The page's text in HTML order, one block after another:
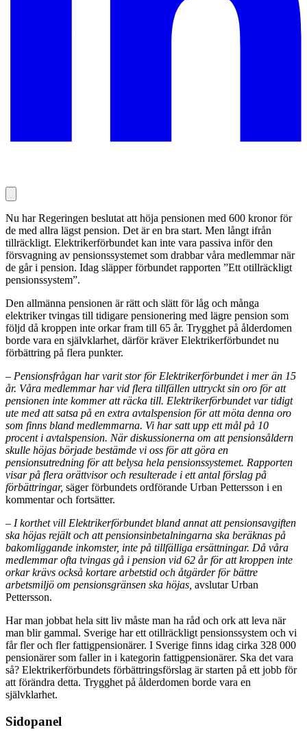
Nu har Regeringen beslutat att höja pensionen med 600 kronor för
de med allra lägst pension. Det är en bra start. Men långt ifrån
tillräckligt. Elektrikerförbundet kan inte vara passiva inför den
försvagning av pensionssystemet som drabbar våra medlemmar när
de går i pension. Idag släpper förbundet rapporten ”Ett otillräckligt
pensionssystem”.
Den allmänna pensionen är rätt och slätt för låg och många
elektriker tvingas till tidigare pensionering med lägre pension som
följd då kroppen inte orkar fram till 65 år. Trygghet på ålderdomen
borde vara en självklarhet, därför kräver Elektrikerförbundet nu
förbättring på flera punkter.
– Pensionsfrågan har varit stor för Elektrikerförbundet i mer än 15
år. Våra medlemmar har vid flera tillfällen uttryckt sin oro för att
pensionen inte kommer att räcka till. Elektrikerförbundet var tidigt
ute med att satsa på en extra avtalspension för att möta denna oro
som finns bland medlemmarna. Vi har satt upp ett mål på 10
procent i avtalspension. När diskussionerna om att pensionsåldern
skulle höjas började bestämde vi oss för att göra en
pensionsutredning för att belysa hela pensionssystemet. Rapporten
visar på flera orättvisor och resulterade i ett antal förslag på
förbättringar, säger förbundets ordförande Urban Pettersson i en
kommentar och fortsätter.
– I korthet vill Elektrikerförbundet bland annat att pensionsavgiften
ska höjas rejält och att pensionsinbetalningarna ska beräknas på
bakomliggande inkomster, inte på tillfälliga ersättningar. Då våra
medlemmar ofta tvingas gå i pension vid 62 år för att kroppen inte
orkar krävs också kortare arbetstid och åtgärder för bättre
arbetsmiljö om pensionsgränsen ska höjas, avslutar Urban
Pettersson.
Har man jobbat hela sitt liv måste man ha råd och ork att leva när
man blir gammal. Sverige har ett otillräckligt pensionssystem och vi
får fler och fler fattigpensionärer. I Sverige finns idag cirka 328 000
pensionärer som faller in i kategorin fattigpensionärer. Ska det vara
så? Elektrikerförbundets förbättringsförslag är starten på ett jobb för
att förändra detta. Trygghet på ålderdomen borde vara en
självklarhet.
Sidopanel